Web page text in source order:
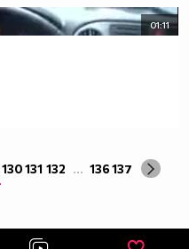
01:11
130131 132 ... 136137